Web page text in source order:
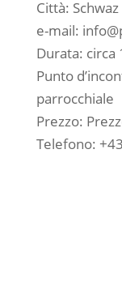
Città: Schwaz
e-mail:
Durata: circa
Punto
parrocchiale
Prezzo:
Telefono: